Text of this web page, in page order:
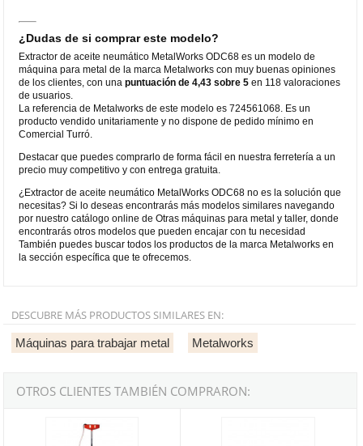
¿Dudas de si comprar este modelo?
Extractor de aceite neumático MetalWorks ODC68 es un modelo de
máquina para metal de la marca Metalworks con muy buenas opiniones
de los clientes, con unapuntuación de 4,43 sobre 5 en 118 valoraciones
de usuarios.
La referencia de Metalworks de este modelo es 724561068. Es un
producto vendido unitariamente y no dispone de pedido mínimo en
Comercial Turró.
Destacar que puedes comprarlo de forma fácil en nuestra ferretería a un
precio muy competitivo y con entrega gratuita.
¿Extractor de aceite neumático MetalWorks ODC68 no es la solución que
necesitas? Si lo deseas encontrarás más modelos similares navegando
por nuestro catálogo online de Otras máquinas para metal y taller, donde
encontrarás otros modelos que pueden encajar con tu necesidad
También puedes buscar todos los productos de la marca Metalworks en
la sección específica que te ofrecemos.
DESCUBRE MÁS PRODUCTOS SIMILARES EN:
Máquinas para trabajar metal Metalworks
OTROS CLIENTES TAMBIÉN COMPRARON: